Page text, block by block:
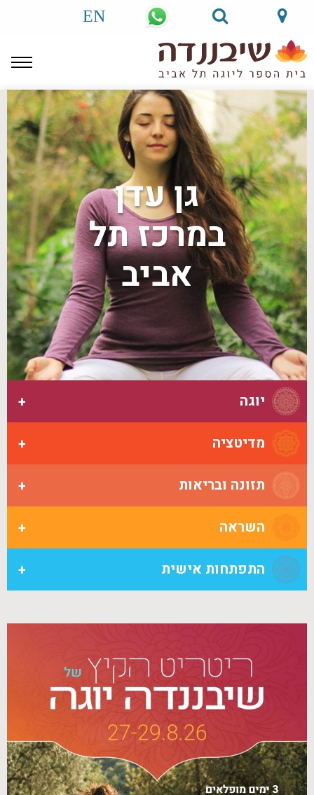
EN
גן עדן
במרכז תל
אביב
יוגה
מדיטציה
תזונה ובריאות
השראה
התפתחות אישית